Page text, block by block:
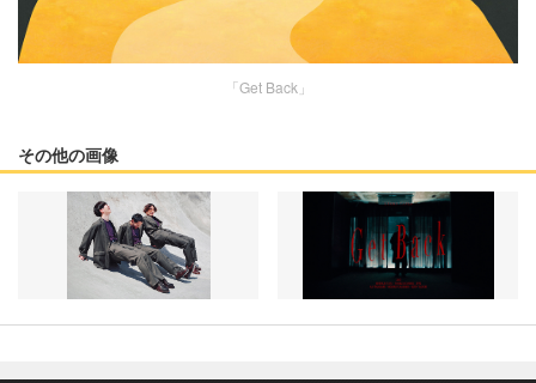
「Get Back」
その他の画像